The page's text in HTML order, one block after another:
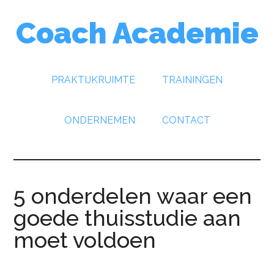
Coach Academie
PRAKTIJKRUIMTE TRAININGEN
ONDERNEMEN CONTACT
5 onderdelen waar een
goede thuisstudie aan
moet voldoen